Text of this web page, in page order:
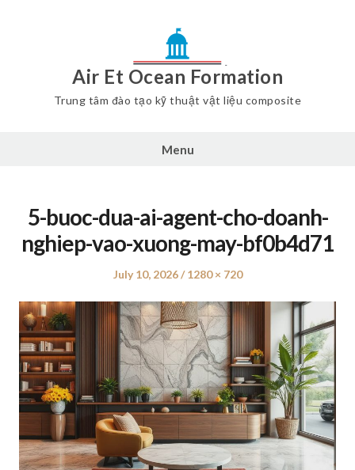
Air Et Ocean Formation
Trung tâm đào tạo kỹ thuật vật liệu composite
Menu
5-buoc-dua-ai-agent-cho-doanh-
nghiep-vao-xuong-may-bf0b4d71
Posted
July 10, 2026
Full
1280 × 720